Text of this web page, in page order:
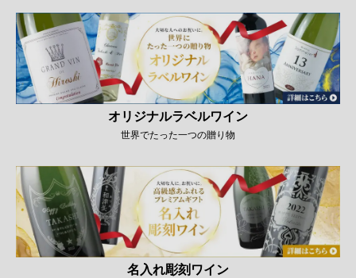
オリジナルラベルワイン
世界でたった一つの贈り物
名入れ彫刻ワイン